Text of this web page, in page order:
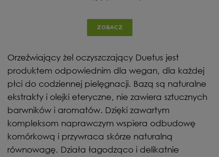
ZOBACZ
Orzeźwiający żel oczyszczający Duetus jest
produktem odpowiednim dla wegan, dla każdej
płci do codziennej pielęgnacji. Bazą są naturalne
ekstrakty i olejki eteryczne, nie zawiera sztucznych
barwników i aromatów. Dzięki zawartym
kompleksom naprawczym wspiera odbudowę
komórkową i przywraca skórze naturalną
równowagę. Działa łagodząco i delikatnie